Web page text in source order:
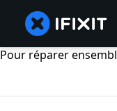
Pour réparer